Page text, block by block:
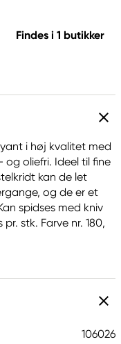
Findes i 1 butikker
i høj kvalitet med
oliefri. Ideel til fine
kan de let
og de er et
spidses med kniv
stk. Farve nr. 180,
106026